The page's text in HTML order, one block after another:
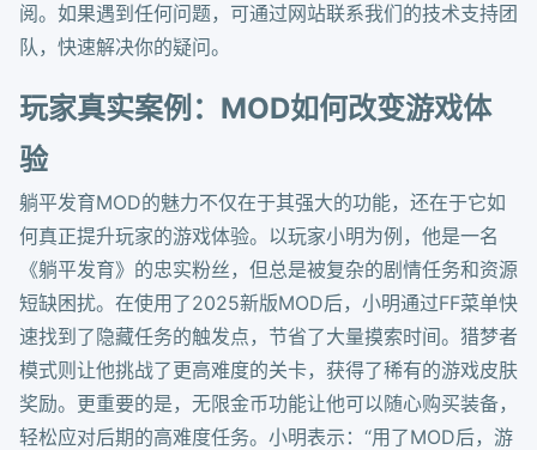
阅。如果遇到任何问题，可通过网站联系我们的技术支持团
队，快速解决你的疑问。
玩家真实案例：MOD如何改变游戏体
验
躺平发育MOD的魅力不仅在于其强大的功能，还在于它如
何真正提升玩家的游戏体验。以玩家小明为例，他是一名
《躺平发育》的忠实粉丝，但总是被复杂的剧情任务和资源
短缺困扰。在使用了2025新版MOD后，小明通过FF菜单快
速找到了隐藏任务的触发点，节省了大量摸索时间。猎梦者
模式则让他挑战了更高难度的关卡，获得了稀有的游戏皮肤
奖励。更重要的是，无限金币功能让他可以随心购买装备，
轻松应对后期的高难度任务。小明表示：“用了MOD后，游